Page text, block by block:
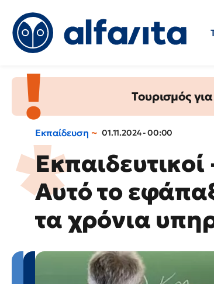
Τουρισμός
Εκπαίδευση 01.11.2024 - 00:00
Αυτό το
τα χρόνια